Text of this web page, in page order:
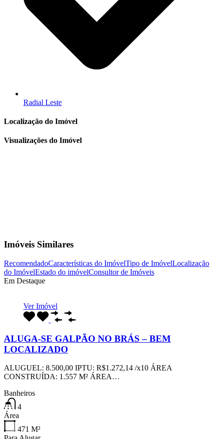
Radial Leste
Localização do Imóvel
Visualizações do Imóvel
Imóveis Similares
RecomendadoCaracterísticas do ImóvelTipo de ImóvelLocalização
do ImóvelEstado do imóvelConsultor de Imóveis
Em Destaque
Ver Imóvel
ALUGA-SE GALPÃO NO BRÁS – BEM
LOCALIZADO
ALUGUEL: 8.500,00 IPTU: R$1.272,14 /x10 ÁREA
CONSTRUÍDA: 1.557 M² ÁREA…
Banheiros
4
Área
471 M²